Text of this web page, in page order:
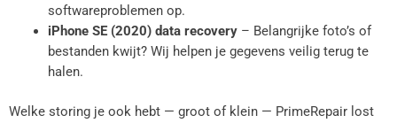
softwareproblemen op.
iPhone SE (2020) data recovery– Belangrijke foto’s of
bestanden kwijt? Wij helpen je gegevens veilig terug te
halen.
Welke storing je ook hebt — groot of klein — PrimeRepair lost